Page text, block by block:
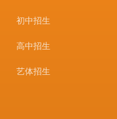
初中招生
高中招生
艺体招生